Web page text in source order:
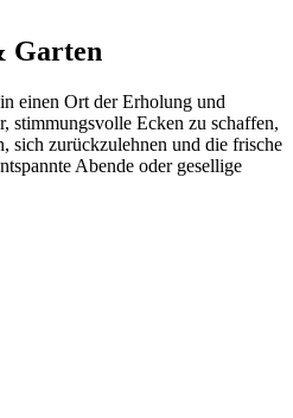
Garten
einen Ort der Erholung und
stimmungsvolle Ecken zu schaffen,
sich zurückzulehnen und die frische
Abende oder gesellige